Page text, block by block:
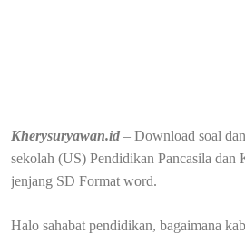
Kherysuryawan.id – Download soal
sekolah (US) Pendidikan Pancasila dan
jenjang SD Format word.
Halo sahabat pendidikan, bagaimana